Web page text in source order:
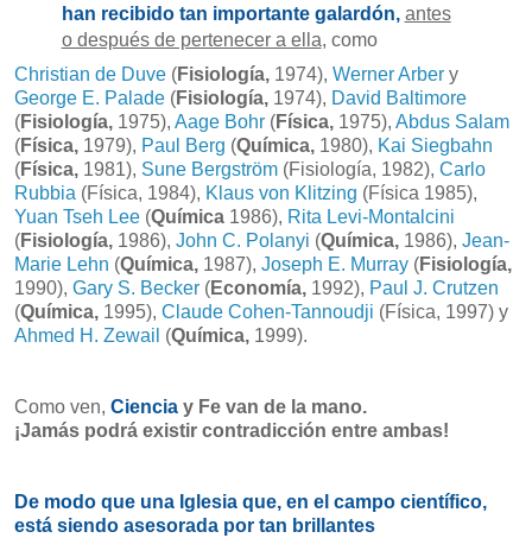
han recibido tan importante galardón, antes
o después de pertenecer a ella, como
Christian de Duve (Fisiología, 1974), Werner Arber y
George E. Palade (Fisiología, 1974), David Baltimore
(Fisiología, 1975), Aage Bohr (Física, 1975), Abdus Salam
(Física, 1979), Paul Berg (Química, 1980), Kai Siegbahn
(Física, 1981), Sune Bergström (Fisiología, 1982), Carlo
Rubbia (Física, 1984), Klaus von Klitzing (Física 1985),
Yuan Tseh Lee (Química 1986), Rita Levi-Montalcini
(Fisiología, 1986), John C. Polanyi (Química, 1986), Jean-
Marie Lehn (Química, 1987), Joseph E. Murray (Fisiología,
1990), Gary S. Becker (Economía, 1992), Paul J. Crutzen
(Química, 1995), Claude Cohen-Tannoudji (Física, 1997) y
Ahmed H. Zewail (Química, 1999).
Como ven, Ciencia y Fe van de la mano.
¡Jamás podrá existir contradicción entre ambas!
De modo que una Iglesia que, en el campo científico,
está siendo asesorada por tan brillantes